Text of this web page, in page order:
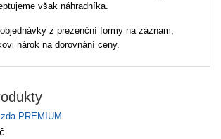
však náhradníka.
z prezenční formy na záznam,
nárok na dorovnání ceny.
PREMIUM